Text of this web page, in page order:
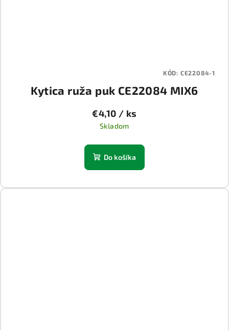
Kytica ruža puk CE22084 MIX6
€4,10 / ks
Skladom
Do košíka
KÓD: CE22084-1